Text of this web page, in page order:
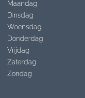
Maandag
Dinsdag
Woensdag
Donderdag
Vrijdag
Zaterdag
Zondag